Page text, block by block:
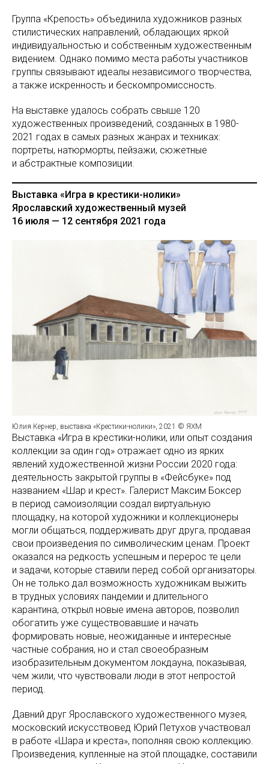
Группа «Крепость» объединила художников разных
стилистических направлений, обладающих яркой
индивидуальностью и собственным художественным
видением. Однако помимо места работы участников
группы связывают идеалы независимого творчества,
а также искренность и бескомпромиссность.
На выставке удалось собрать свыше 120
художественных произведений, созданных в 1980-
2021 годах в самых разных жанрах и техниках:
портреты, натюрморты, пейзажи, сюжетные
и абстрактные композиции.
Выставка «Игра в крестики-нолики»
Ярославский художественный музей
16 июля — 12 сентября 2021 года
Юлия Кернер, выставка «Крестики-нолики», 2021 © ЯХМ
Выставка «Игра в крестики-нолики, или опыт создания
коллекции за один год» отражает одно из ярких
явлений художественной жизни России 2020 года:
деятельность закрытой группы в «Фейсбуке» под
названием «Шар и крест». Галерист Максим Боксер
в период самоизоляции создал виртуальную
площадку, на которой художники и коллекционеры
могли общаться, поддерживать друг друга, продавая
свои произведения по символическим ценам. Проект
оказался на редкость успешным и перерос те цели
и задачи, которые ставили перед собой организаторы.
Он не только дал возможность художникам выжить
в трудных условиях пандемии и длительного
карантина, открыл новые имена авторов, позволил
обогатить уже существовавшие и начать
формировать новые, неожиданные и интересные
частные собрания, но и стал своеобразным
изобразительным документом локдауна, показывая,
чем жили, что чувствовали люди в этот непростой
период.
Давний друг Ярославского художественного музея,
московский искусствовед Юрий Петухов участвовал
в работе «Шара и креста», пополняя свою коллекцию.
Произведения, купленные на этой площадке, составили